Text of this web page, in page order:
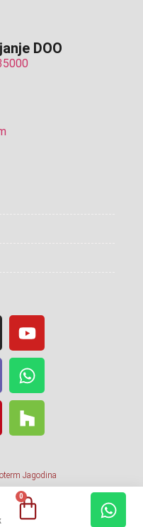
DOO
Jagodina
0